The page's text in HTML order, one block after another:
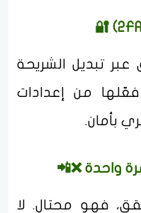
تبديل الشريحة
من إعدادات
بأمان.
فهو محتال. لا